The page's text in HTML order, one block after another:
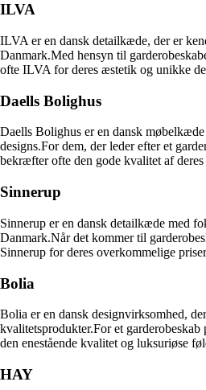
ILVA
ILVA er en dansk detailkæde, der er
Danmark.Med hensyn til
ofte ILVA for deres æstetik og unikke
Daells Bolighus
Daells Bolighus er en dansk
designs.For dem, der leder efter et
bekræfter ofte den gode kvalitet af
Sinnerup
Sinnerup er en dansk detailkæde med
Danmark.Når det kommer til
Sinnerup for deres overkommelige
Bolia
Bolia er en dansk designvirksomhed,
kvalitetsprodukter.For et
den enestående kvalitet og luksuriøse
HAY